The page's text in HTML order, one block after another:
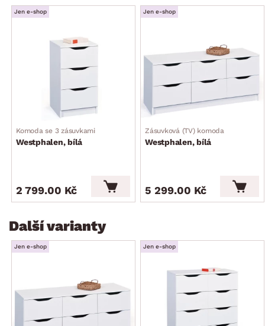
Jen e-shop
Komoda se 3 zásuvkami
Westphalen, bílá
2 799.00 Kč
Jen e-shop
Zásuvková (TV) komoda
Westphalen, bílá
5 299.00 Kč
Další varianty
Jen e-shop Jen e-shop